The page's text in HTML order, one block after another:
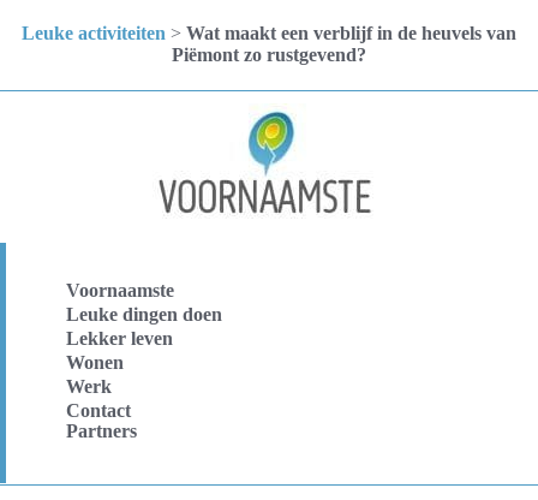
Leuke activiteiten > Wat maakt een verblijf in de heuvels van
Piëmont zo rustgevend?
Voornaamste
Leuke dingen doen
Lekker leven
Wonen
Werk
Contact
Partners